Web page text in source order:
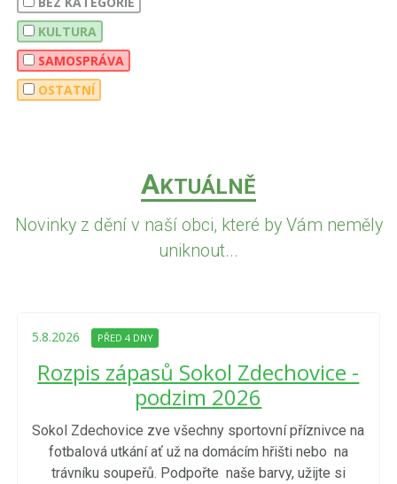
KULTURA
SAMOSPRÁVA
OSTATNÍ
AKTUÁLNĚ
Novinky z dění v naší obci, které by Vám neměly
uniknout...
5.8.2026 PŘED 4 DNY
Rozpis zápasů Sokol Zdechovice -
podzim 2026
Sokol Zdechovice zve všechny sportovní příznivce na
fotbalová utkání ať už na domácím hřišti nebo na
trávníku soupeřů. Podpořte naše barvy, užijte si